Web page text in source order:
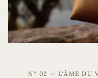
N° 02 — L'ÂME DU